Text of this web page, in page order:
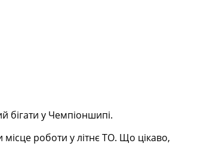
бігати у Чемпіоншипі.
роботи у літнє ТО. Що цікаво,